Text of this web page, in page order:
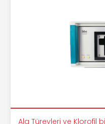
Alg Türevleri ve Klorofil